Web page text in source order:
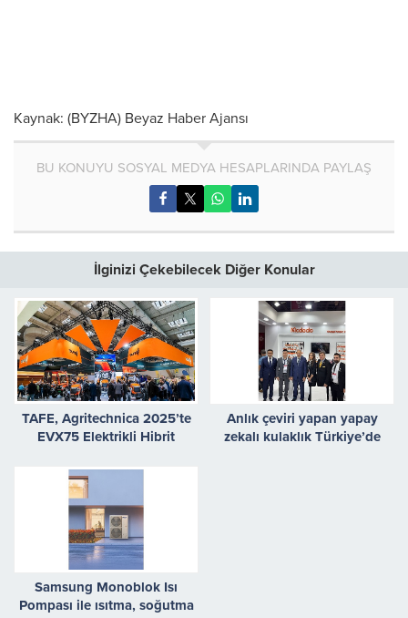
Kaynak: (BYZHA) Beyaz Haber Ajansı
BU KONUYU SOSYAL MEDYA HESAPLARINDA PAYLAŞ
İlginizi Çekebilecek Diğer Konular
TAFE, Agritechnica 2025’te
EVX75 Elektrikli Hibrit
sistemini tanıttı
Anlık çeviri yapan yapay
zekalı kulaklık Türkiye’de
Samsung Monoblok Isı
Pompası ile ısıtma, soğutma